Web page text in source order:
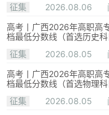
征集
2026.08.06
高考丨广西2026年高职高
档最低分数线（首选历史科
征集
2026.08.05
高考丨广西2026年高职高
档最低分数线（首选物理科
征集
2026.08.05